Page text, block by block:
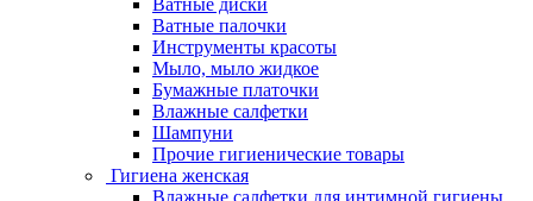
Ватные палочки
Инструменты красоты
Мыло, мыло жидкое
Бумажные платочки
Влажные салфетки
Шампуни
Прочие гигиенические товары
Гигиена женская
Влажные салфетки для интимной гигиены